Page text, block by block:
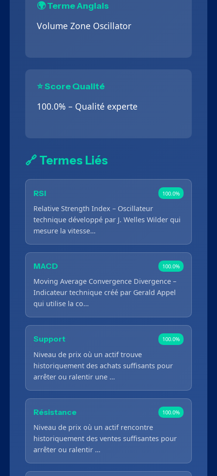
🌍 Terme Anglais
Volume Zone Oscillator
⭐ Score Qualité
100.0% – Qualité experte
🔗 Termes Liés
RSI 100.0%
Relative Strength Index – Oscillateur
technique développé par J. Welles Wilder qui
mesure la vitesse…
MACD 100.0%
Moving Average Convergence Divergence –
Indicateur technique créé par Gerald Appel
qui utilise la co…
Support 100.0%
Niveau de prix où un actif trouve
historiquement des achats suffisants pour
arrêter ou ralentir une …
Résistance 100.0%
Niveau de prix où un actif rencontre
historiquement des ventes suffisantes pour
arrêter ou ralentir …